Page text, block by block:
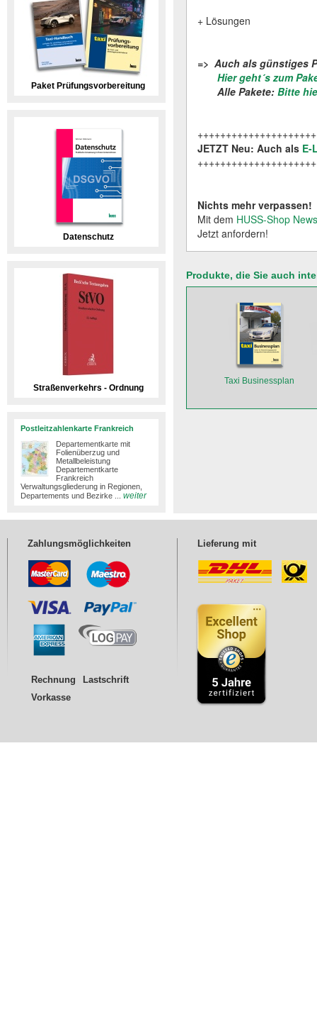
Paket Prüfungsvorbereitung
Datenschutz
Straßenverkehrs - Ordnung
Postleitzahlenkarte Frankreich
Departementkarte mit
Folienüberzug und
Metallbeleistung
Departementkarte
Frankreich
Verwaltungsgliederung in Regionen,
Departements und Bezirke ...
weiter
+ Lösungen
=> Auch als günstiges
Hier geht´s zum
Alle Pakete: Bitte
JETZT Neu: Auch als E-
Nichts mehr verpassen!
Mit dem HUSS-Shop
Jetzt anfordern!
Produkte, die Sie auch
Taxi Businessplan
Zahlungsmöglichkeiten
Rechnung
Lastschrift
Vorkasse
Lieferung mit